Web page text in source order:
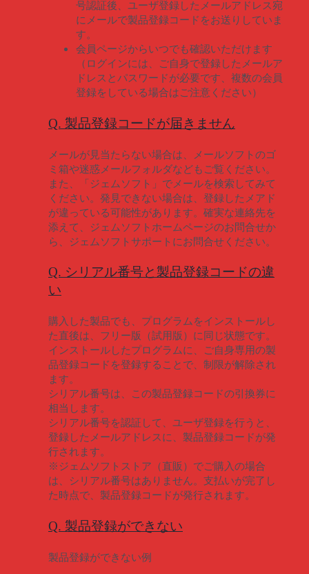
号認証後、ユーザ登録したメールアドレス宛
にメールで製品登録コードをお送りしていま
す。
会員ページからいつでも確認いただけます
（ログインには、ご自身で登録したメールア
ドレスとパスワードが必要です、複数の会員
登録をしている場合はご注意ください）
Q. 製品登録コードが届きません
メールが見当たらない場合は、メールソフトのゴ
ミ箱や迷惑メールフォルダなどもご覧ください。
また、「ジェムソフト」でメールを検索してみて
ください。発見できない場合は、登録したメアド
が違っている可能性があります。確実な連絡先を
添えて、ジェムソフトホームページのお問合せか
ら、ジェムソフトサポートにお問合せください。
Q. シリアル番号と製品登録コードの違
い
購入した製品でも、プログラムをインストールし
た直後は、フリー版（試用版）に同じ状態です。
インストールしたプログラムに、ご自身専用の製
品登録コードを登録することで、制限が解除され
ます。
シリアル番号は、この製品登録コードの引換券に
相当します。
シリアル番号を認証して、ユーザ登録を行うと、
登録したメールアドレスに、製品登録コードが発
行されます。
※ジェムソフトストア（直販）でご購入の場合
は、シリアル番号はありません。支払いが完了し
た時点で、製品登録コードが発行されます。
Q. 製品登録ができない
製品登録ができない例